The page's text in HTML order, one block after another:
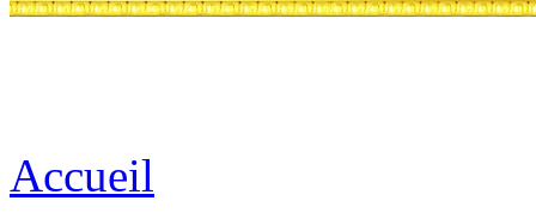
Accueil